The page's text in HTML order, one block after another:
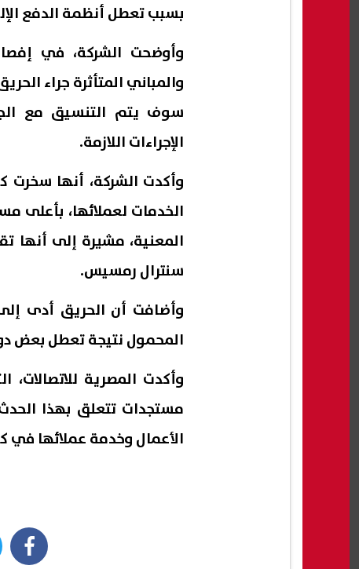
بسبب تعطل أنظمة الدفع
وأوضحت الشركة، في
والمباني المتأثرة جراء
سوف يتم التنسيق مع
الإجراءات اللازمة.
وأكدت الشركة، أنها سخرت
الخدمات لعملائها، بأعلى
المعنية، مشيرة إلى أنها
سنترال رمسيس.
وأضافت أن الحريق أدى
المحمول نتيجة تعطل بعض
وأكدت المصرية
مستجدات تتعلق بهذا
الأعمال وخدمة عملائها في
المولد النبوي الشريف 2026.. تعرف
على موعد الإجازة الرسمية في مصر